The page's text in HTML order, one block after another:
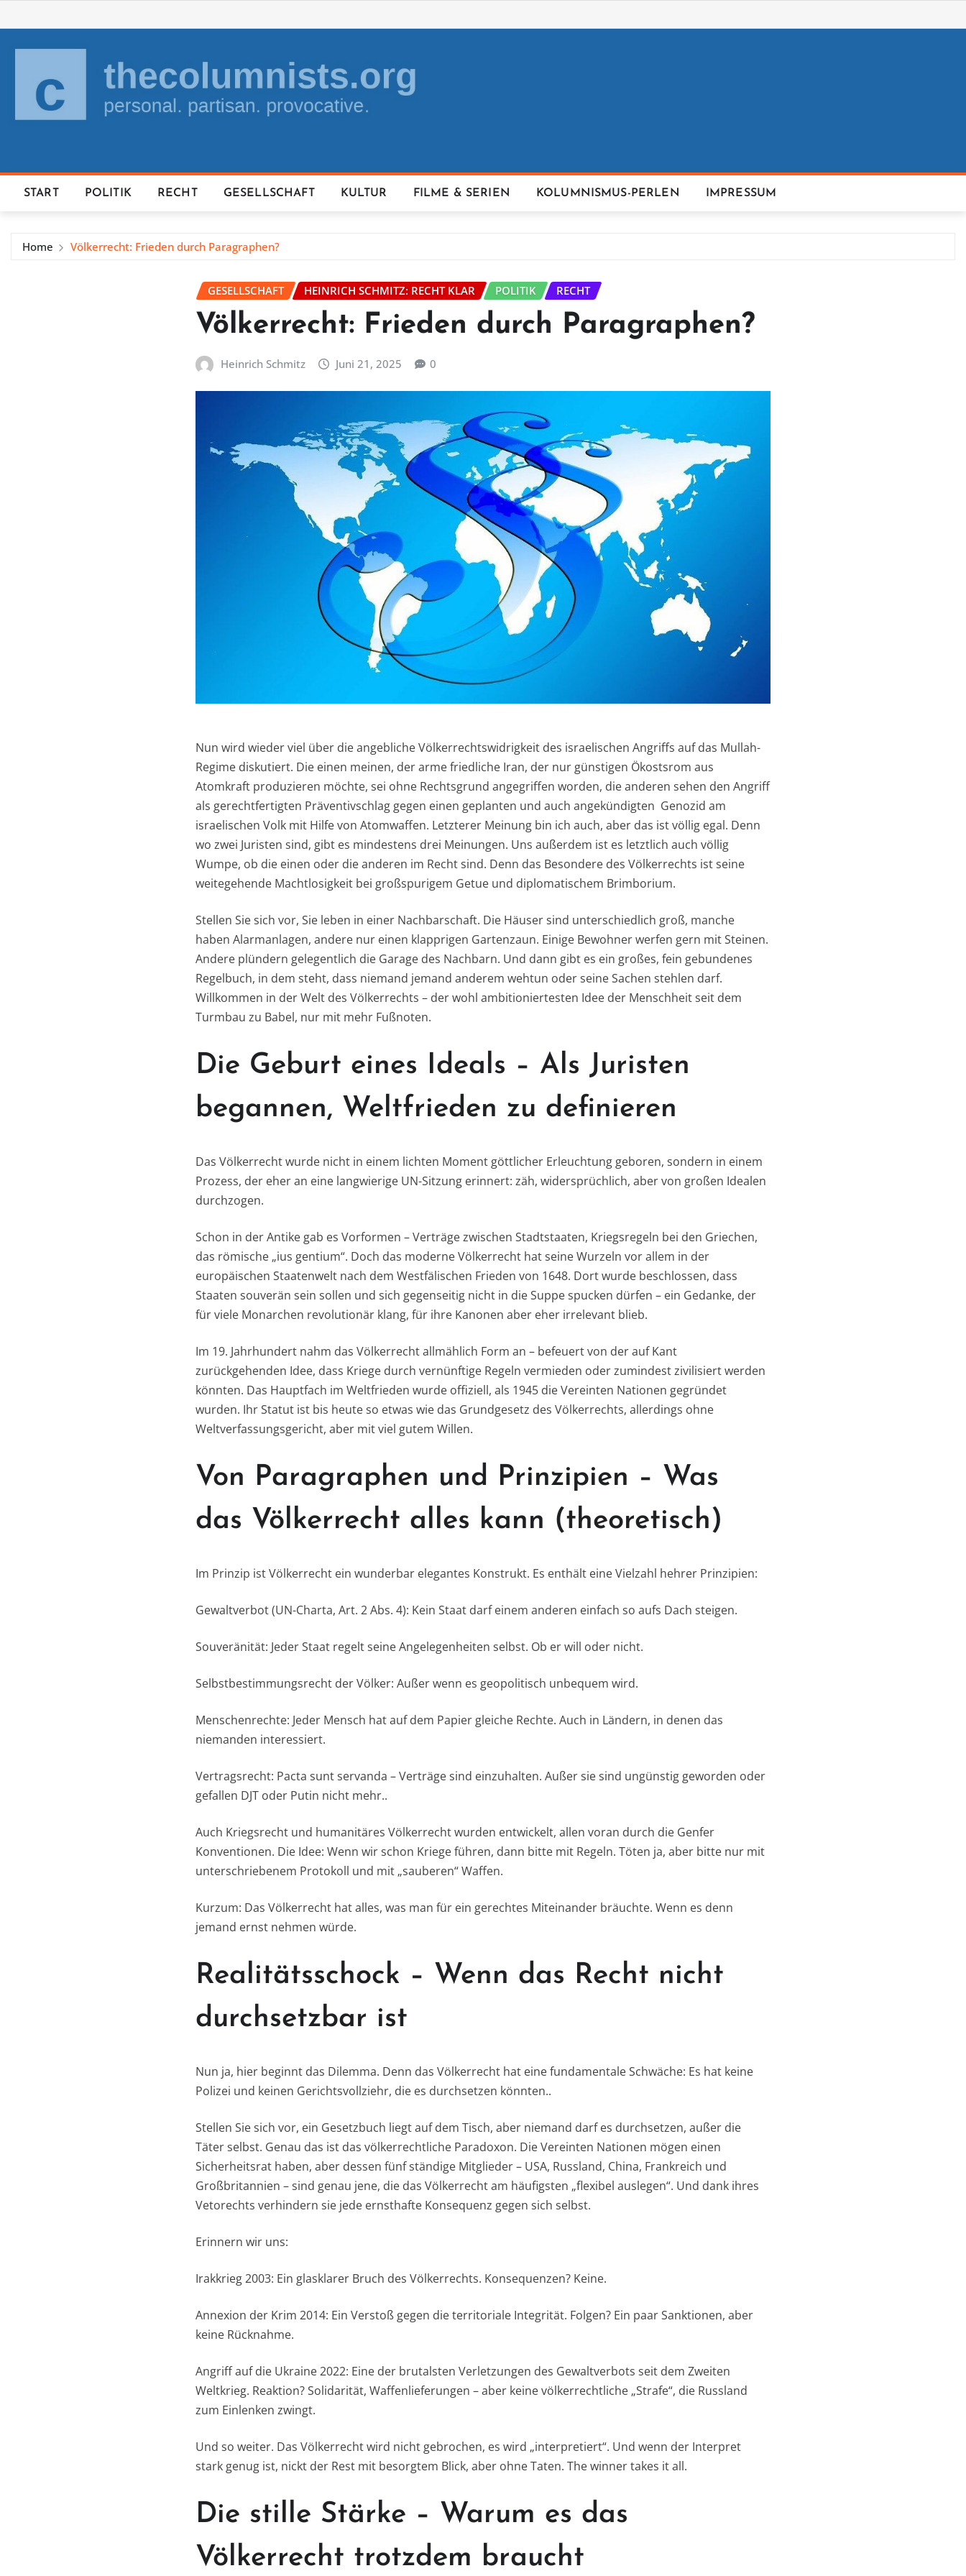
to
content
START POLITIK RECHT GESELLSCHAFT KULTUR FILME & SERIEN KOLUMNISMUS-PERLEN IMPRESSUM
Home Völkerrecht: Frieden durch Paragraphen?
GESELLSCHAFT HEINRICH SCHMITZ: RECHT KLAR POLITIK RECHT
Völkerrecht: Frieden durch Paragraphen?
Heinrich Schmitz Juni 21, 2025 0
Nun wird wieder viel über die angebliche Völkerrechtswidrigkeit des israelischen Angriffs auf das Mullah-
Regime diskutiert. Die einen meinen, der arme friedliche Iran, der nur günstigen Ökostsrom aus
Atomkraft produzieren möchte, sei ohne Rechtsgrund angegriffen worden, die anderen sehen den Angriff
als gerechtfertigten Präventivschlag gegen einen geplanten und auch angekündigten Genozid am
israelischen Volk mit Hilfe von Atomwaffen. Letzterer Meinung bin ich auch, aber das ist völlig egal. Denn
wo zwei Juristen sind, gibt es mindestens drei Meinungen. Uns außerdem ist es letztlich auch völlig
Wumpe, ob die einen oder die anderen im Recht sind. Denn das Besondere des Völkerrechts ist seine
weitegehende Machtlosigkeit bei großspurigem Getue und diplomatischem Brimborium.
Stellen Sie sich vor, Sie leben in einer Nachbarschaft. Die Häuser sind unterschiedlich groß, manche
haben Alarmanlagen, andere nur einen klapprigen Gartenzaun. Einige Bewohner werfen gern mit Steinen.
Andere plündern gelegentlich die Garage des Nachbarn. Und dann gibt es ein großes, fein gebundenes
Regelbuch, in dem steht, dass niemand jemand anderem wehtun oder seine Sachen stehlen darf.
Willkommen in der Welt des Völkerrechts – der wohl ambitioniertesten Idee der Menschheit seit dem
Turmbau zu Babel, nur mit mehr Fußnoten.
Die Geburt eines Ideals – Als Juristen
begannen, Weltfrieden zu definieren
Das Völkerrecht wurde nicht in einem lichten Moment göttlicher Erleuchtung geboren, sondern in einem
Prozess, der eher an eine langwierige UN-Sitzung erinnert: zäh, widersprüchlich, aber von großen Idealen
durchzogen.
Schon in der Antike gab es Vorformen – Verträge zwischen Stadtstaaten, Kriegsregeln bei den Griechen,
das römische „ius gentium“. Doch das moderne Völkerrecht hat seine Wurzeln vor allem in der
europäischen Staatenwelt nach dem Westfälischen Frieden von 1648. Dort wurde beschlossen, dass
Staaten souverän sein sollen und sich gegenseitig nicht in die Suppe spucken dürfen – ein Gedanke, der
für viele Monarchen revolutionär klang, für ihre Kanonen aber eher irrelevant blieb.
Im 19. Jahrhundert nahm das Völkerrecht allmählich Form an – befeuert von der auf Kant
zurückgehenden Idee, dass Kriege durch vernünftige Regeln vermieden oder zumindest zivilisiert werden
könnten. Das Hauptfach im Weltfrieden wurde offiziell, als 1945 die Vereinten Nationen gegründet
wurden. Ihr Statut ist bis heute so etwas wie das Grundgesetz des Völkerrechts, allerdings ohne
Weltverfassungsgericht, aber mit viel gutem Willen.
Von Paragraphen und Prinzipien – Was
das Völkerrecht alles kann (theoretisch)
Im Prinzip ist Völkerrecht ein wunderbar elegantes Konstrukt. Es enthält eine Vielzahl hehrer Prinzipien:
Gewaltverbot (UN-Charta, Art. 2 Abs. 4): Kein Staat darf einem anderen einfach so aufs Dach steigen.
Souveränität: Jeder Staat regelt seine Angelegenheiten selbst. Ob er will oder nicht.
Selbstbestimmungsrecht der Völker: Außer wenn es geopolitisch unbequem wird.
Menschenrechte: Jeder Mensch hat auf dem Papier gleiche Rechte. Auch in Ländern, in denen das
niemanden interessiert.
Vertragsrecht: Pacta sunt servanda – Verträge sind einzuhalten. Außer sie sind ungünstig geworden oder
gefallen DJT oder Putin nicht mehr..
Auch Kriegsrecht und humanitäres Völkerrecht wurden entwickelt, allen voran durch die Genfer
Konventionen. Die Idee: Wenn wir schon Kriege führen, dann bitte mit Regeln. Töten ja, aber bitte nur mit
unterschriebenem Protokoll und mit „sauberen“ Waffen.
Kurzum: Das Völkerrecht hat alles, was man für ein gerechtes Miteinander bräuchte. Wenn es denn
jemand ernst nehmen würde.
Realitätsschock – Wenn das Recht nicht
durchsetzbar ist
Nun ja, hier beginnt das Dilemma. Denn das Völkerrecht hat eine fundamentale Schwäche: Es hat keine
Polizei und keinen Gerichtsvollziehr, die es durchsetzen könnten..
Stellen Sie sich vor, ein Gesetzbuch liegt auf dem Tisch, aber niemand darf es durchsetzen, außer die
Täter selbst. Genau das ist das völkerrechtliche Paradoxon. Die Vereinten Nationen mögen einen
Sicherheitsrat haben, aber dessen fünf ständige Mitglieder – USA, Russland, China, Frankreich und
Großbritannien – sind genau jene, die das Völkerrecht am häufigsten „flexibel auslegen“. Und dank ihres
Vetorechts verhindern sie jede ernsthafte Konsequenz gegen sich selbst.
Erinnern wir uns:
Irakkrieg 2003: Ein glasklarer Bruch des Völkerrechts. Konsequenzen? Keine.
Annexion der Krim 2014: Ein Verstoß gegen die territoriale Integrität. Folgen? Ein paar Sanktionen, aber
keine Rücknahme.
Angriff auf die Ukraine 2022: Eine der brutalsten Verletzungen des Gewaltverbots seit dem Zweiten
Weltkrieg. Reaktion? Solidarität, Waffenlieferungen – aber keine völkerrechtliche „Strafe“, die Russland
zum Einlenken zwingt.
Und so weiter. Das Völkerrecht wird nicht gebrochen, es wird „interpretiert“. Und wenn der Interpret
stark genug ist, nickt der Rest mit besorgtem Blick, aber ohne Taten. The winner takes it all.
Die stille Stärke – Warum es das
Völkerrecht trotzdem braucht